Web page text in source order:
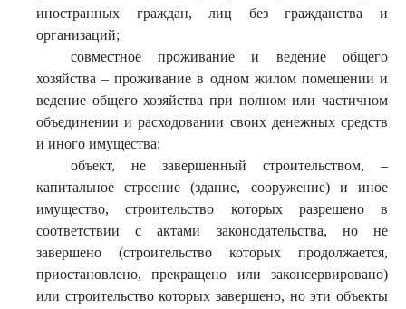
иностранных граждан, лиц без гражданства и
организаций;
совместное проживание и ведение общего
хозяйства – проживание в одном жилом помещении и
ведение общего хозяйства при полном или частичном
объединении и расходовании своих денежных средств
и иного имущества;
объект, не завершенный строительством, –
капитальное строение (здание, сооружение) и иное
имущество, строительство которых разрешено в
соответствии с актами законодательства, но не
завершено (строительство которых продолжается,
приостановлено, прекращено или законсервировано)
или строительство которых завершено, но эти объекты